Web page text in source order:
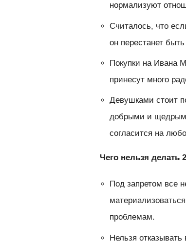
нормализуют
Считалось, что
он перестанет
Покупки на Ивана
принесут много
Девушками стоит
добрыми и
согласится на
Чего нельзя делать
Под запретом все
проблемам.
Нельзя